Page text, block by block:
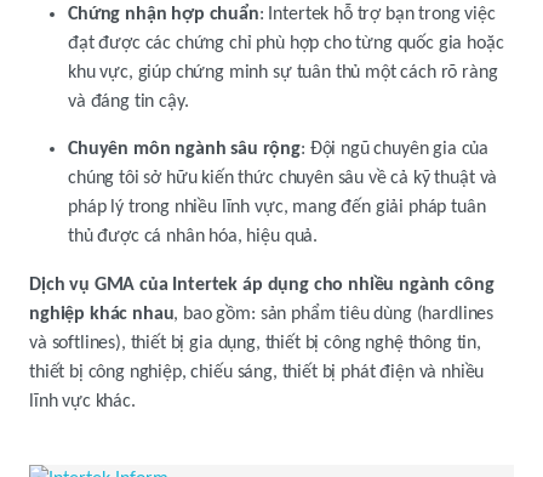
Chứng nhận hợp chuẩn: Intertek hỗ trợ bạn trong việc
đạt được các chứng chỉ phù hợp cho từng quốc gia hoặc
khu vực, giúp chứng minh sự tuân thủ một cách rõ ràng
và đáng tin cậy.
Chuyên môn ngành sâu rộng: Đội ngũ chuyên gia của
chúng tôi sở hữu kiến thức chuyên sâu về cả kỹ thuật và
pháp lý trong nhiều lĩnh vực, mang đến giải pháp tuân
thủ được cá nhân hóa, hiệu quả.
Dịch vụ GMA của Intertek áp dụng cho nhiều ngành công
nghiệp khác nhau, bao gồm: sản phẩm tiêu dùng (hardlines
và softlines), thiết bị gia dụng, thiết bị công nghệ thông tin,
thiết bị công nghiệp, chiếu sáng, thiết bị phát điện và nhiều
lĩnh vực khác.